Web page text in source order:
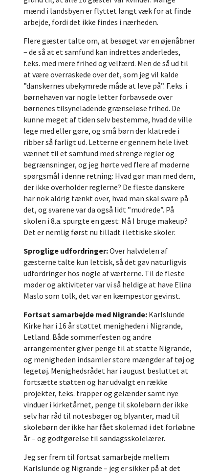
mænd i landsbyen er flyttet langt væk for at finde
arbejde, fordi det ikke findes i nærheden.
Flere gæster talte om, at besøget var en øjenåbner
– de så at et samfund kan indrettes anderledes,
f.eks. med mere frihed og velfærd. Men de så ud til
at være overraskede over det, som jeg vil kalde
”danskernes ubekymrede måde at leve på”. F.eks. i
børnehaven var nogle letter forbavsede over
børnenes tilsyneladende grænseløse frihed. De
kunne meget af tiden selv bestemme, hvad de ville
lege med eller gøre, og små børn der klatrede i
ribber så farligt ud. Letterne er gennem hele livet
vænnet til et samfund med strenge regler og
begrænsninger, og jeg hørte ved flere af møderne
spørgsmål i denne retning: Hvad gør man med dem,
der ikke overholder reglerne? De fleste danskere
har nok aldrig tænkt over, hvad man skal svare på
det, og svarene var da også lidt ”mudrede”. På
skolen i 8.a. spurgte en gæst: Må I bruge makeup?
Det er nemlig først nu tilladt i lettiske skoler.
Sproglige udfordringer:Over halvdelen af
gæsterne talte kun lettisk, så det gav naturligvis
udfordringer hos nogle af værterne. Til de fleste
møder og aktiviteter var vi så heldige at have Elina
Maslo som tolk, det var en kæmpestor gevinst.
Fortsat samarbejde med Nigrande: Karlslunde
Kirke har i 16 år støttet menigheden i Nigrande,
Letland. Både sommerfesten og andre
arrangementer giver penge til at støtte Nigrande,
og menigheden indsamler store mængder af tøj og
legetøj. Menighedsrådet har i august besluttet at
fortsætte støtten og har udvalgt en række
projekter, f.eks. trapper og gelænder samt nye
vinduer i kirketårnet, penge til skolebørn der ikke
selv har råd til notesbøger og blyanter, mad til
skolebørn der ikke har fået skolemad i det forløbne
år – og godtgørelse til søndagsskolelærer.
Jeg ser frem til fortsat samarbejde mellem
Karlslunde og Nigrande – jeg er sikker på at det